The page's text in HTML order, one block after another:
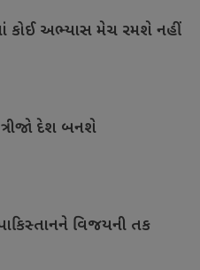
કોઈ અભ્યાસ મેચ રમશે નહીં
ત્રીજો દેશ બનશે
વિજયની તક